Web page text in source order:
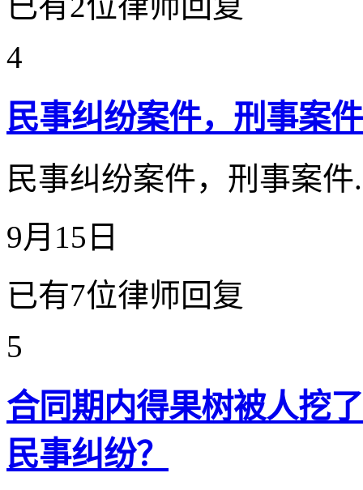
4
民事纠纷案件，刑事案件
民事纠纷案件，刑事案件
9月15日
已有7位律师回复
5
合同期内得果树被人挖
民事纠纷？